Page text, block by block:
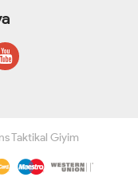
Taktikal Giyim